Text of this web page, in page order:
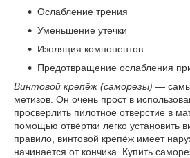
Ослабление трения
Уменьшение утечки
Изоляция компонентов
Предотвращение ослабления
Винтовой крепёж (саморезы) —
метизов. Он очень прост в
просверлить пилотное отверстие в
помощью отвёртки легко установить
правило, винтовой крепёж имеет
начинается от кончика. Купить